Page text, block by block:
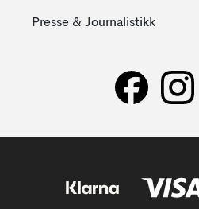
Presse & Journalistikk